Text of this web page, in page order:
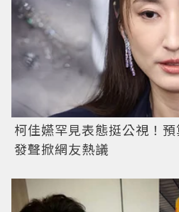
柯佳嬿罕見表態挺公視！
發聲掀網友熱議